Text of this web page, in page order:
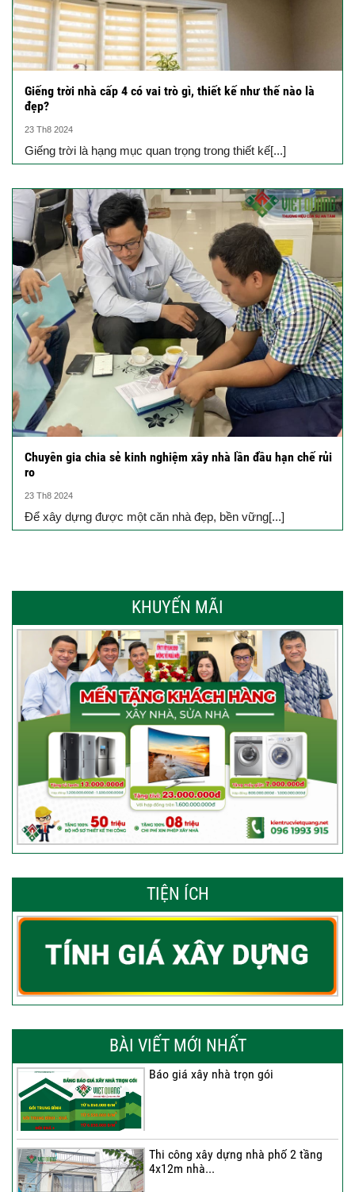
Giếng trời nhà cấp 4 có vai trò gì, thiết kế như thế nào là
đẹp?
23 Th8 2024
Giếng trời là hạng mục quan trọng trong thiết kế[...]
Chuyên gia chia sẻ kinh nghiệm xây nhà lần đầu hạn chế rủi
ro
23 Th8 2024
Để xây dựng được một căn nhà đẹp, bền vững[...]
KHUYẾN MÃI
TIỆN ÍCH
BÀI VIẾT MỚI NHẤT
Báo giá xây nhà trọn gói
Thi công xây dựng nhà phố 2 tầng
4x12m nhà...